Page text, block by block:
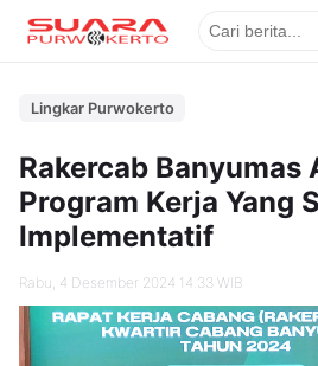
Lingkar Purwokerto
Rakercab Banyumas
Program Kerja Yang
Implementatif
Rabu, 4 Desember 2024 14.33 WIB